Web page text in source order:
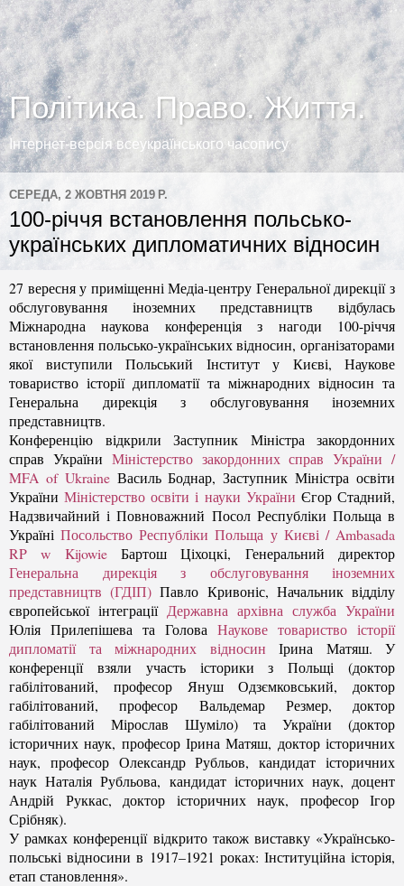
Політика. Право. Життя.
Інтернет-версія всеукраїнського часопису
СЕРЕДА, 2 ЖОВТНЯ 2019 Р.
100-річчя встановлення польсько-
українських дипломатичних відносин
27 вересня у приміщенні Медіа-центру Генеральної дирекції з
обслуговування іноземних представництв відбулась
Міжнародна наукова конференція з нагоди 100-річчя
встановлення польсько-українських відносин, організаторами
якої виступили Польський Інститут у Києві, Наукове
товариство історії дипломатії та міжнародних відносин та
Генеральна дирекція з обслуговування іноземних
представництв.
Конференцію відкрили Заступник Міністра закордонних
справ України Міністерство закордонних справ України /
MFA of UkraineВасиль Боднар, Заступник Міністра освіти
УкраїниМіністерство освіти і науки України Єгор Стадний,
Надзвичайний і Повноважний Посол Республіки Польща в
УкраїніПосольство Республіки Польща у Києві / Ambasada
RP w KijowieБартош Ціхоцкі, Генеральний директор
Генеральна дирекція з обслуговування іноземних
представництв (ГДІП) Павло Кривоніс, Начальник відділу
європейської інтеграції Державна архівна служба України
Юлія Прилепішева та Голова Наукове товариство історії
дипломатії та міжнародних відносин Ірина Матяш. У
конференції взяли участь історики з Польщі (доктор
габілітований, професор Януш Одзємковський, доктор
габілітований, професор Вальдемар Резмер, доктор
габілітований Мірослав Шуміло) та України (доктор
історичних наук, професор Ірина Матяш, доктор історичних
наук, професор Олександр Рубльов, кандидат історичних
наук Наталія Рубльова, кандидат історичних наук, доцент
Андрій Руккас, доктор історичних наук, професор Ігор
Срібняк).
У рамках конференції відкрито також виставку «Українсько-
польські відносини в 1917–1921 роках: Інституційна історія,
етап становлення».